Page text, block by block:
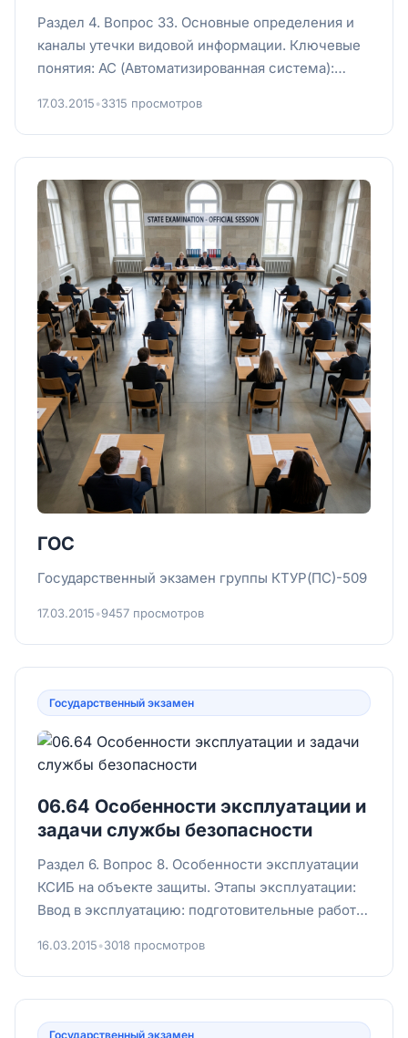
Раздел 4. Вопрос 33. Основные определения и
каналы утечки видовой информации. Ключевые
понятия: АС (Автоматизированная система):
17.03.2015•3315 просмотров
ГОС
Государственный экзамен группы КТУР(ПС)-509
17.03.2015•9457 просмотров
Государственный экзамен
06.64 Особенности эксплуатации и
задачи службы безопасности
Раздел 6. Вопрос 8. Особенности эксплуатации
КСИБ на объекте защиты. Этапы эксплуатации:
Ввод в эксплуатацию: подготовительные работы,
16.03.2015•3018 просмотров
Государственный экзамен